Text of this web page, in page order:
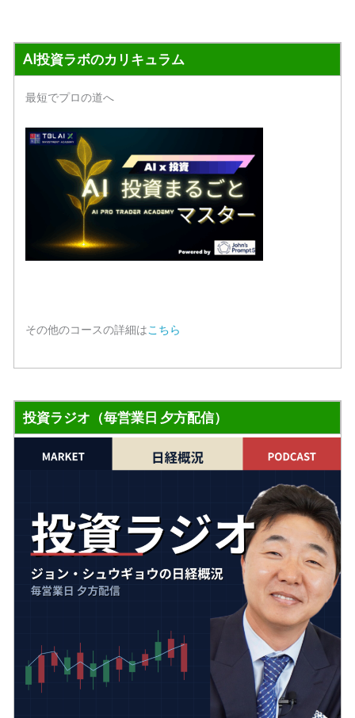
AI投資ラボのカリキュラム
最短でプロの道へ
その他のコースの詳細はこちら
投資ラジオ（毎営業日 夕方配信）